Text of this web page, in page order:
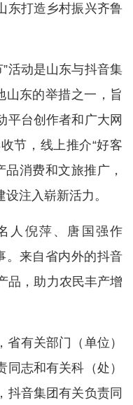
东打造乡村振兴齐鲁
活动是山东与抖音集
山东的举措之一，旨
平台创作者和广大网
节，线上推介“好客
消费和文旅推广，
注入崭新活力。
人倪萍、唐国强作
。来自省内外的抖音
品，助力农民丰产增
有关部门（单位）
志和有关科（处）
抖音集团有关负责同